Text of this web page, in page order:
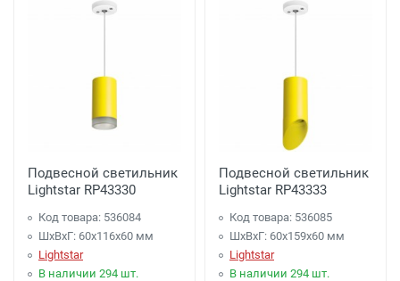
Подвесной светильник
Lightstar RP43330
Код товара: 536084
ШхВхГ: 60x116x60 мм
Lightstar
В наличии 294 шт.
Подвесной светильник
Lightstar RP43333
Код товара: 536085
ШхВхГ: 60x159x60 мм
Lightstar
В наличии 294 шт.